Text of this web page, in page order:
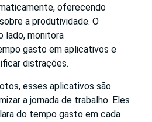
oferecendo
a produtividade. O
lado, monitora
gasto em aplicativos e
distrações.
esses aplicativos são
a jornada de trabalho. Eles
do tempo gasto em cada